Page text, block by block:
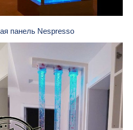
панель Nespresso